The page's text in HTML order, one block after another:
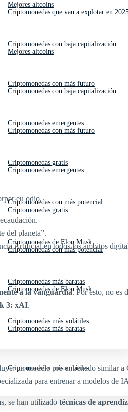
Mejores altcoins
Criptomonedas con baja capitalización
Criptomonedas con más futuro
Criptomonedas emergentes
Criptomonedas gratis
Criptomonedas con más potencial
Criptomonedas de Elon Musk
Criptomonedas más baratas
Criptomonedas más volátiles
Criptomonedas que van a explotar en
Mejores altcoins
Criptomonedas con baja capitalización
Criptomonedas con más futuro
Criptomonedas emergentes
Criptomonedas gratis
Criptomonedas con más potencial
Criptomonedas de Elon Musk
Criptomonedas más baratas
Criptomonedas más volátiles
eu odio.
del planeta”.
Artificial en todos los ámbitos
a la vanguardia. Por esto, no es
3: xAI.
un modelo pre-entrenado similar
para entrenar a modelos de
se han utilizado técnicas de